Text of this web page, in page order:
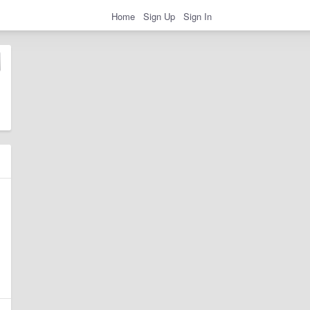
Home Sign Up Sign In